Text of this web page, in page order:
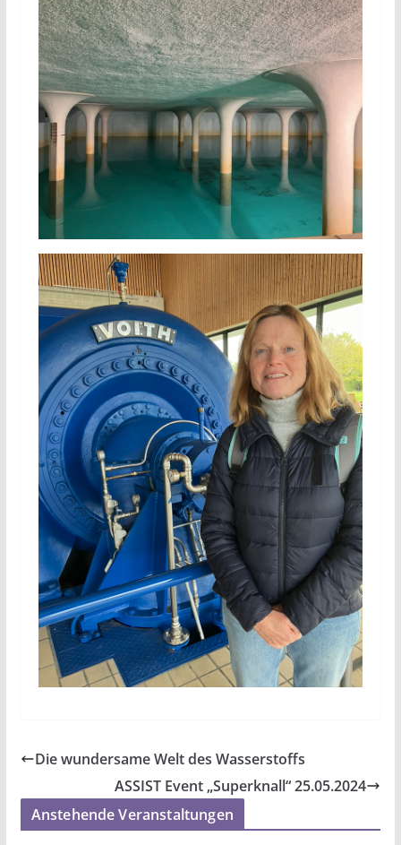
Die wundersame Welt des Wasserstoffs
ASSIST Event „Superknall“ 25.05.2024
Anstehende Veranstaltungen